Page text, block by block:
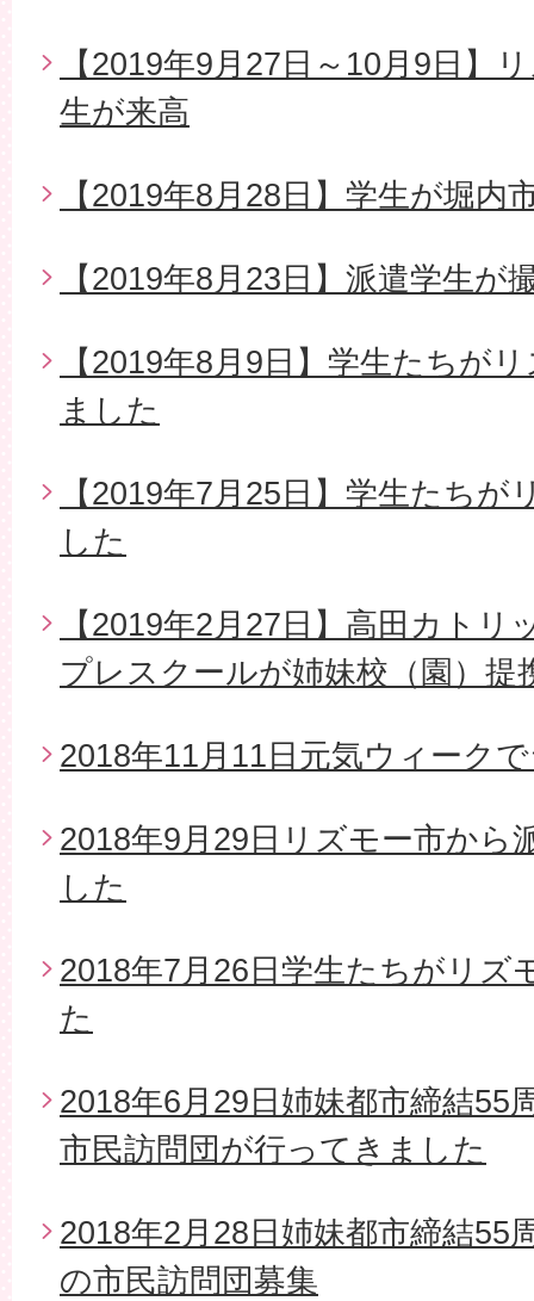
【2019年9月27日～10月9日】
生が来高
【2019年8月28日】学生が堀内
【2019年8月23日】派遣学生が
【2019年8月9日】学生たちが
ました
【2019年7月25日】学生たち
した
【2019年2月27日】高田カト
プレスクールが姉妹校（園）提
2018年11月11日元気ウィーク
2018年9月29日リズモー市から
した
2018年7月26日学生たちがリズ
た
2018年6月29日姉妹都市締結55
市民訪問団が行ってきました
2018年2月28日姉妹都市締結55
の市民訪問団募集